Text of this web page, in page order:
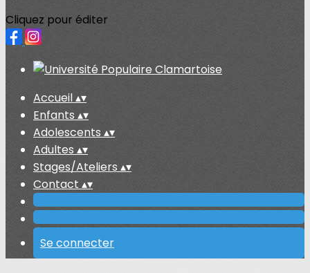
Cliquez pour éditer
Accueil▴▾
Enfants▴▾
Adolescents ▴▾
Adultes ▴▾
Stages/Ateliers▴▾
Contact ▴▾
Se connecter